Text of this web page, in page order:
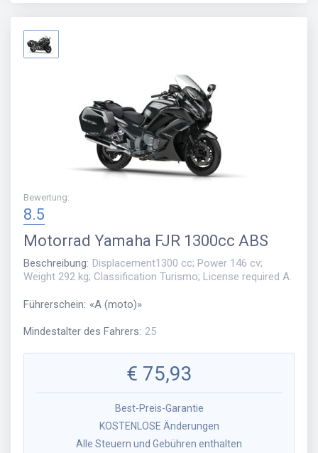
Bewertung:
8.5
Motorrad Yamaha FJR 1300cc ABS
Beschreibung: Displacement1300 cc; Power 146 cv;
Weight 292 kg; Classification Turismo; License required A.
Führerschein: «A (moto)»
Mindestalter des Fahrers: 25
€ 75,93
Best-Preis-Garantie
KOSTENLOSE Änderungen
Alle Steuern und Gebühren enthalten